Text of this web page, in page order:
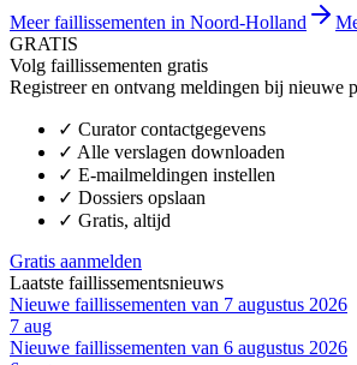
Meer faillissementen in Noord-Holland
GRATIS
Volg faillissementen gratis
Registreer en ontvang meldingen bij nieuwe
✓ Curator contactgegevens
✓ Alle verslagen downloaden
✓ E-mailmeldingen instellen
✓ Dossiers opslaan
✓ Gratis, altijd
Gratis aanmelden
Laatste faillissementsnieuws
Nieuwe faillissementen van 7 augustus 2026
7 aug
Nieuwe faillissementen van 6 augustus 2026